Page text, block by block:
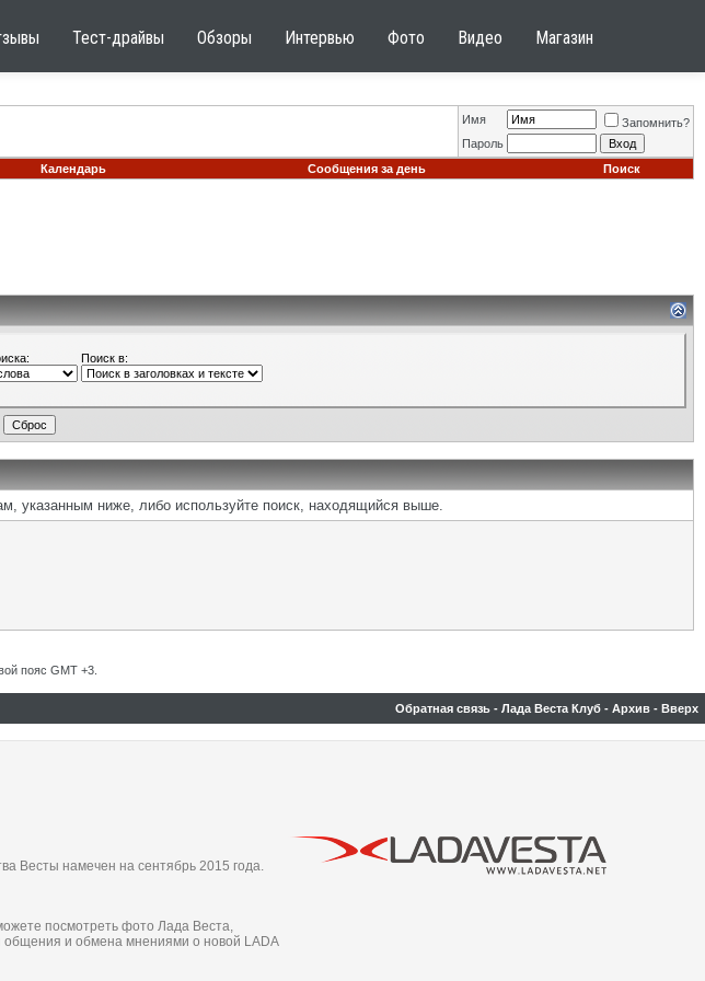
Тест-драйвы Обзоры Интервью Фото Видео Магазин
Имя
Запомнить?
Пароль
Календарь Сообщения за день Поиск
Поиск в:
указанным ниже, либо используйте поиск, находящийся выше.
пояс GMT +3.
Обратная связь - Лада Веста Клуб - Архив - Вверх
Весты намечен на сентябрь 2015 года.
посмотреть фото Лада Веста,
общения и обмена мнениями о новой LADA